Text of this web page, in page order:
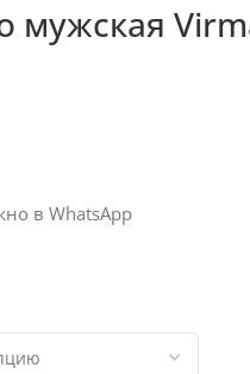
мужская
в WhatsApp